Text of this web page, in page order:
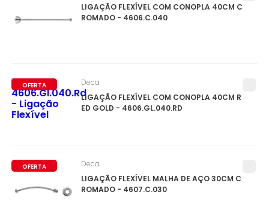
LIGAÇÃO FLEXÍVEL COM CONOPLA 40CM C
ROMADO - 4606.C.040
OFERTA
LIGAÇÃO FLEXÍVEL COM CONOPLA 40CM R
ED GOLD - 4606.GL.040.RD
Deca
OFERTA
LIGAÇÃO FLEXÍVEL MALHA DE AÇO 30CM C
ROMADO - 4607.C.030
Deca